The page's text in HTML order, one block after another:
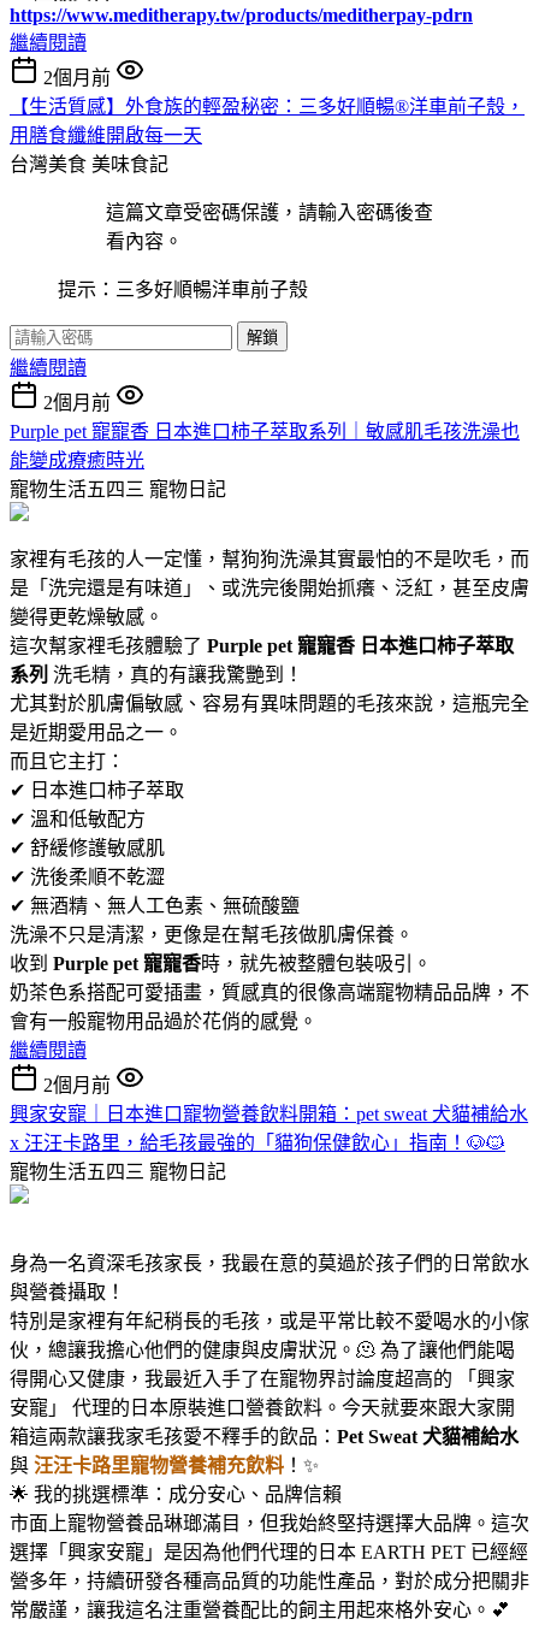
https://www.meditherapy.tw/products/meditherpay-pdrn
繼續閱讀
2個月前
【生活質感】外食族的輕盈秘密：三多好順暢®洋車前子殼，
用膳食纖維開啟每一天
台灣美食 美味食記
這篇文章受密碼保護，請輸入密碼後查
看內容。
提示：三多好順暢洋車前子殼
解鎖
繼續閱讀
2個月前
Purple pet 寵寵香 日本進口柿子萃取系列｜敏感肌毛孩洗澡也
能變成療癒時光
寵物生活五四三 寵物日記
家裡有毛孩的人一定懂，幫狗狗洗澡其實最怕的不是吹毛，而
是「洗完還是有味道」、或洗完後開始抓癢、泛紅，甚至皮膚
變得更乾燥敏感。
這次幫家裡毛孩體驗了 Purple pet 寵寵香 日本進口柿子萃取
系列 洗毛精，真的有讓我驚艷到！
尤其對於肌膚偏敏感、容易有異味問題的毛孩來說，這瓶完全
是近期愛用品之一。
而且它主打：
✔ 日本進口柿子萃取
✔ 溫和低敏配方
✔ 舒緩修護敏感肌
✔ 洗後柔順不乾澀
✔ 無酒精、無人工色素、無硫酸鹽
洗澡不只是清潔，更像是在幫毛孩做肌膚保養。
收到 Purple pet 寵寵香時，就先被整體包裝吸引。
奶茶色系搭配可愛插畫，質感真的很像高端寵物精品品牌，不
會有一般寵物用品過於花俏的感覺。
繼續閱讀
2個月前
興家安寵｜日本進口寵物營養飲料開箱：pet sweat 犬貓補給水
x 汪汪卡路里，給毛孩最強的「貓狗保健飲心」指南！🐶🐱
寵物生活五四三 寵物日記
身為一名資深毛孩家長，我最在意的莫過於孩子們的日常飲水
與營養攝取！
特別是家裡有年紀稍長的毛孩，或是平常比較不愛喝水的小傢
伙，總讓我擔心他們的健康與皮膚狀況。🫠 為了讓他們能喝
得開心又健康，我最近入手了在寵物界討論度超高的 「興家
安寵」 代理的日本原裝進口營養飲料。今天就要來跟大家開
箱這兩款讓我家毛孩愛不釋手的飲品： Pet Sweat 犬貓補給水
與 汪汪卡路里寵物營養補充飲料 ！✨
🌟 我的挑選標準：成分安心、品牌信賴
市面上寵物營養品琳瑯滿目，但我始終堅持選擇大品牌。這次
選擇「興家安寵」是因為他們代理的日本 EARTH PET 已經經
營多年，持續研發各種高品質的功能性產品，對於成分把關非
常嚴謹，讓我這名注重營養配比的飼主用起來格外安心。💕